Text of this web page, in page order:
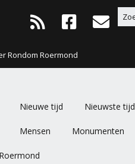
Rondom Roermond
Nieuwe tijd Nieuwste tijd
Mensen Monumenten